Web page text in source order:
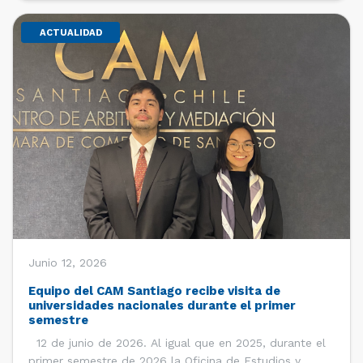
ACTUALIDAD
Junio 12, 2026
Equipo del CAM Santiago recibe visita de
universidades nacionales durante el primer
semestre
12 de junio de 2026. Al igual que en 2025, durante el